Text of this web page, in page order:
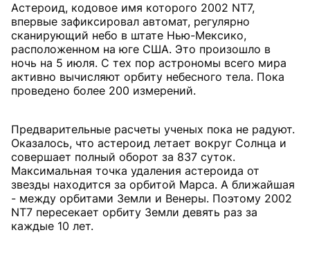
Астероид, кодовое имя которого 2002 NT7,
впервые зафиксировал автомат, регулярно
сканирующий небо в штате Нью-Мексико,
расположенном на юге США. Это произошло в
ночь на 5 июля. С тех пор астрономы всего мира
активно вычисляют орбиту небесного тела. Пока
проведено более 200 измерений.
Предварительные расчеты ученых пока не радуют.
Оказалось, что астероид летает вокруг Солнца и
совершает полный оборот за 837 суток.
Максимальная точка удаления астероида от
звезды находится за орбитой Марса. А ближайшая
- между орбитами Земли и Венеры. Поэтому 2002
NT7 пересекает орбиту Земли девять раз за
каждые 10 лет.